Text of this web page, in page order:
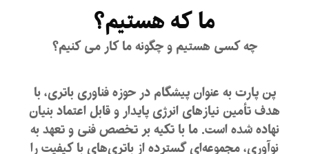
ماکههستیم؟
چه کسی هستیم و چگونه ما کار می کنیم؟
پن پارت به عنوان پیشگام در حوزه فناوری باتری، با
هدف تأمین نیازهای انرژی پایدار و قابل اعتماد بنیان
نهاده شده است. ما با تکیه بر تخصص فنی و تعهد به
نوآوری، مجموعه‌ای گسترده از باتری‌های با کیفیت را